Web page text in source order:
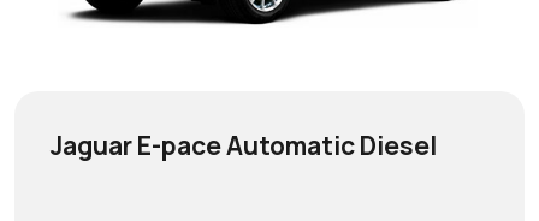
Jaguar E-pace Automatic Diesel